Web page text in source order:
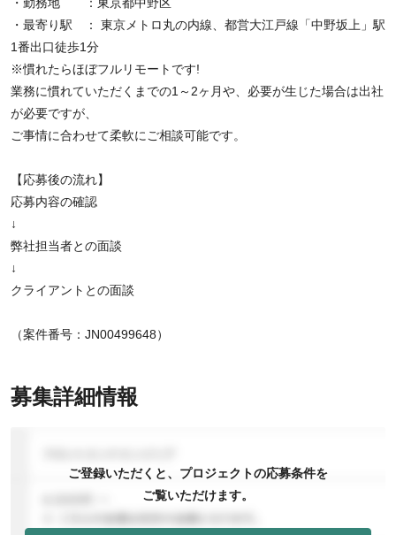
・最寄り駅 ： 東京メトロ丸の内線、都営大江戸線「中野坂上」駅
1番出口徒歩1分
※慣れたらほぼフルリモートです!
業務に慣れていただくまでの1～2ヶ月や、必要が生じた場合は出社
が必要ですが、
ご事情に合わせて柔軟にご相談可能です。
【応募後の流れ】
応募内容の確認
↓
弊社担当者との面談
↓
クライアントとの面談
（案件番号：JN00499648）
募集詳細情報
ご登録いただくと、プロジェクトの応募条件を
ご覧いただけます。